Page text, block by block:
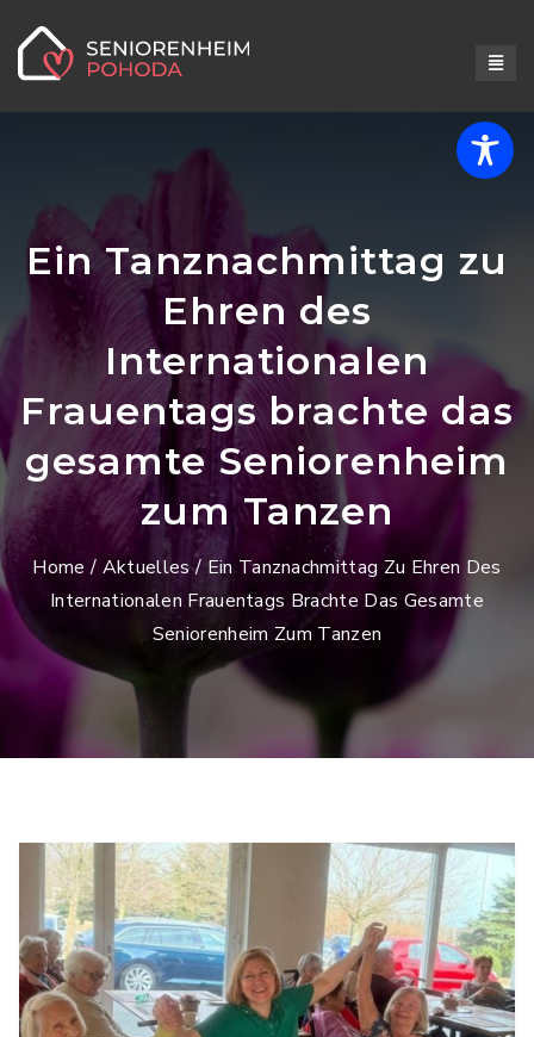
Ein Tanznachmittag zu
Ehren des
Internationalen
Frauentags brachte das
gesamte Seniorenheim
zum Tanzen
Home / Aktuelles/ Ein Tanznachmittag Zu Ehren Des
Internationalen Frauentags Brachte Das Gesamte
Seniorenheim Zum Tanzen